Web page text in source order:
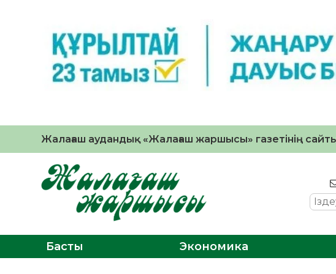
Жалағаш аудандық «Жалағаш жаршысы» газетінің
Басты Экономика